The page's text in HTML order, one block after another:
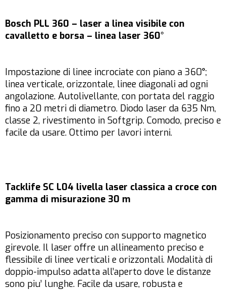
Bosch PLL 360 – laser a linea visibile con
cavalletto e borsa – linea laser 360°
Impostazione di linee incrociate con piano a 360°;
linea verticale, orizzontale, linee diagonali ad ogni
angolazione. Autolivellante, con portata del raggio
fino a 20 metri di diametro. Diodo laser da 635 Nm,
classe 2, rivestimento in Softgrip. Comodo, preciso e
facile da usare. Ottimo per lavori interni.
Tacklife SC L04 livella laser classica a croce con
gamma di misurazione 30 m
Posizionamento preciso con supporto magnetico
girevole. Il laser offre un allineamento preciso e
flessibile di linee verticali e orizzontali. Modalità di
doppio-impulso adatta all’aperto dove le distanze
sono piu’ lunghe. Facile da usare, robusta e